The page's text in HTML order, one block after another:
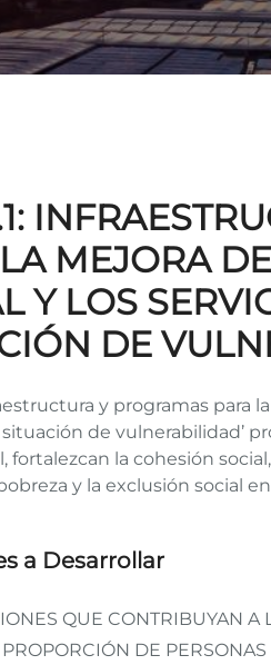
MEJORA
Y LOS
DE
y programas para
de vulnerabilidad’
fortalezcan la cohesión
y la exclusión social
a Desarrollar
QUE CONTRIBUYAN A
PROPORCIÓN DE